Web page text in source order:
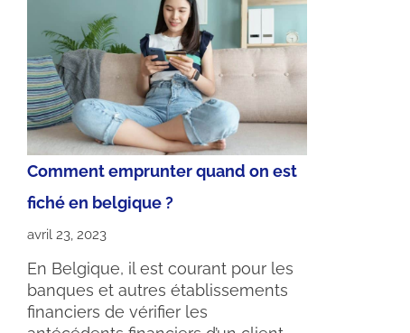
Comment emprunter quand on est
fiché en belgique ?
avril 23, 2023
En Belgique, il est courant pour les
banques et autres établissements
financiers de vérifier les